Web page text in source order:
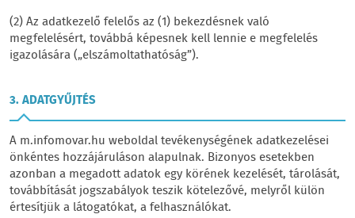
(2) Az adatkezelő felelős az (1) bekezdésnek való
megfelelésért, továbbá képesnek kell lennie e megfelelés
igazolására („elszámoltathatóság”).
3. ADATGYŰJTÉS
A m.infomovar.hu weboldal tevékenységének adatkezelései
önkéntes hozzájáruláson alapulnak. Bizonyos esetekben
azonban a megadott adatok egy körének kezelését, tárolását,
továbbítását jogszabályok teszik kötelezővé, melyről külön
értesítjük a látogatókat, a felhasználókat.